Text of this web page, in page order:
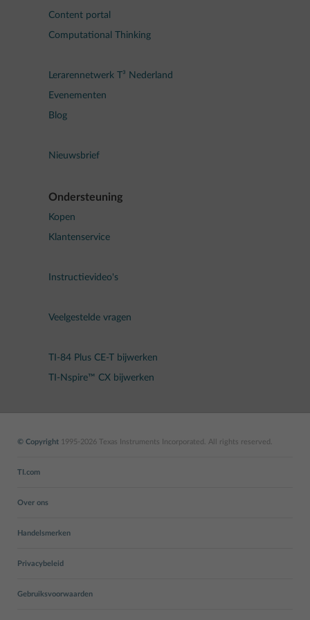
Content portal
Computational Thinking
Lerarennetwerk T³ Nederland
Evenementen
Blog
Nieuwsbrief
Ondersteuning
Kopen
Klantenservice
Instructievideo's
Veelgestelde vragen
TI-84 Plus CE-T bijwerken
TI-Nspire™ CX bijwerken
© Copyright 1995-2026 Texas Instruments Incorporated. All rights reserved.
TI.com
Over ons
Handelsmerken
Privacybeleid
Gebruiksvoorwaarden